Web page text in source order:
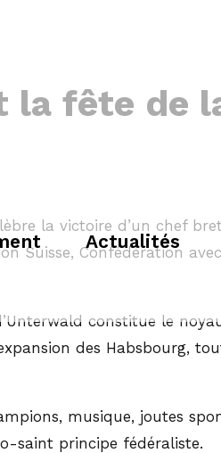
Actualités
la fête de
la victoire d’un chef
Suisse, Confédération
constitue le
des Habsbourg,
musique, joutes
saint principe fédéraliste.